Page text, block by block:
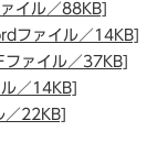
イル／88KB]
ファイル／14KB]
ァイル／37KB]
／14KB]
22KB]